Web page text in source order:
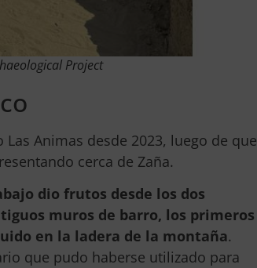
Project
Animas desde 2023, luego de que
cerca de Zaña.
dio frutos desde los dos
muros de barro, los primeros
en la ladera de la montaña.
que pudo haberse utilizado para